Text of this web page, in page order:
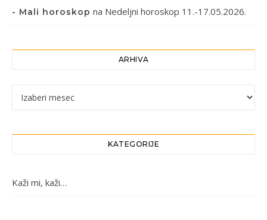
- Mali horoskop na Nedeljni horoskop 11.-17.05.2026.
ARHIVA
KATEGORIJE
Kaži mi, kaži…